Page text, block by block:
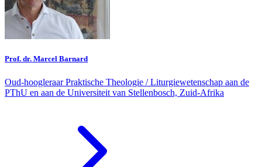
Prof. dr. Marcel Barnard
Oud-hoogleraar Praktische Theologie / Liturgiewetenschap aan de
PThU en aan de Universiteit van Stellenbosch, Zuid-Afrika